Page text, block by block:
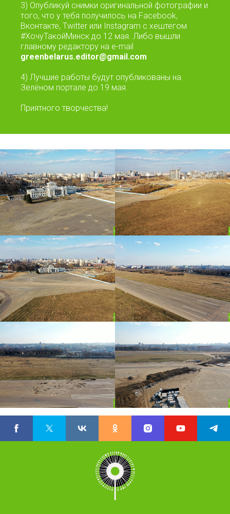
3) Опубликуй снимки оригинальной фотографии и
того, что у тебя получилось на Facebook,
Вконтакте, Twitter или Instagram с хештегом
#ХочуТакойМинск до 12 мая. Либо вышли
главному редактору на e-mail
greenbelarus.editor@gmail.com
4) Лучшие работы будут опубликованы на
Зелёном портале до 19 мая.
Приятного творчества!